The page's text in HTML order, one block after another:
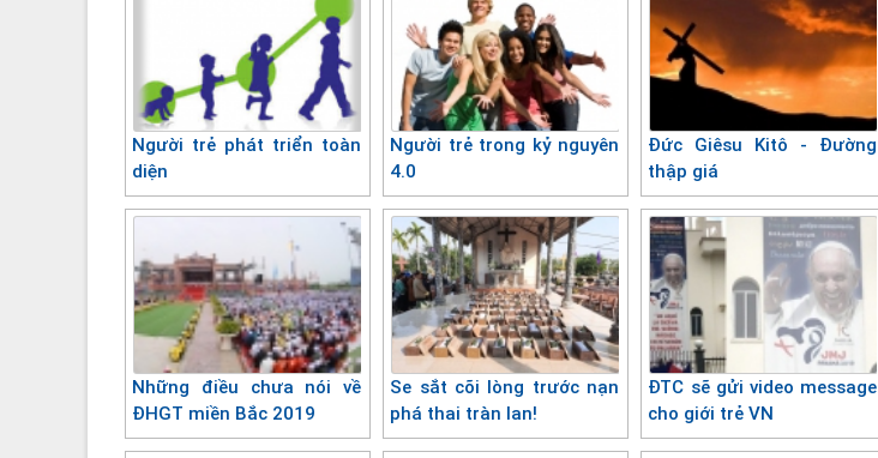
Người trẻ phát triển toàn
diện
Người trẻ trong kỷ nguyên
4.0
Đức Giêsu Kitô - Đường
thập giá
Những điều chưa nói về
ĐHGT miền Bắc 2019
Se sắt cõi lòng trước nạn
phá thai tràn lan!
ĐTC sẽ gửi video message
cho giới trẻ VN